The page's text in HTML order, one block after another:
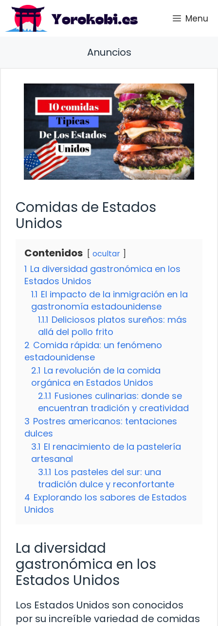
Saltar
contenido
Menu
Anuncios
Comidas de Estados
Unidos
Contenidos ocultar
1 La diversidad gastronómica en los
Estados Unidos
1.1 El impacto de la inmigración en la
gastronomía estadounidense
1.1.1 Deliciosos platos sureños: más
allá del pollo frito
2 Comida rápida: un fenómeno
estadounidense
2.1 La revolución de la comida
orgánica en Estados Unidos
2.1.1 Fusiones culinarias: donde se
encuentran tradición y creatividad
3 Postres americanos: tentaciones
dulces
3.1 El renacimiento de la pastelería
artesanal
3.1.1 Los pasteles del sur: una
tradición dulce y reconfortante
4 Explorando los sabores de Estados
Unidos
La diversidad
gastronómica en los
Estados Unidos
Los Estados Unidos son conocidos
por su increíble variedad de comidas